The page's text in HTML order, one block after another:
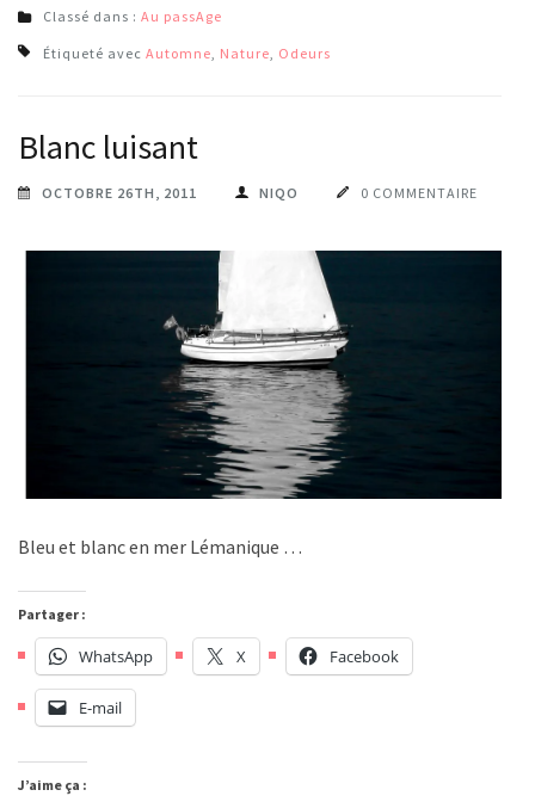
Classé dans : Au passAge
Étiqueté avec Automne Nature Odeurs
Blanc luisant
OCTOBRE 26TH, 2011 NIQO 0 COMMENTAIRE
Bleu et blanc en mer Lémanique …
Partager :
WhatsApp X Facebook
E-mail
J’aime ça :